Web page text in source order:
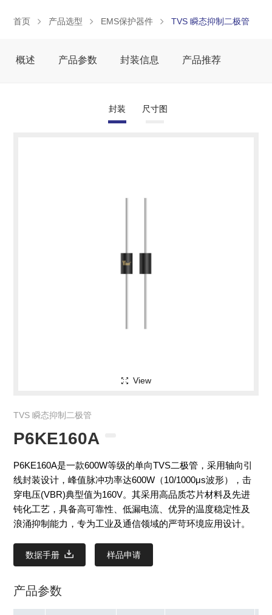
首页 产品选型 EMS保护器件 TVS 瞬态抑制二极管
概述 产品参数 封装信息 产品推荐
封装 尺寸图
View
TVS 瞬态抑制二极管
P6KE160A
P6KE160A是一款600W等级的单向TVS二极管，采用轴向引
线封装设计，峰值脉冲功率达600W（10/1000μs波形），击
穿电压(VBR)典型值为160V。其采用高品质芯片材料及先进
钝化工艺，具备高可靠性、低漏电流、优异的温度稳定性及
浪涌抑制能力，专为工业及通信领域的严苛环境应用设计。
数据手册 样品申请
产品参数